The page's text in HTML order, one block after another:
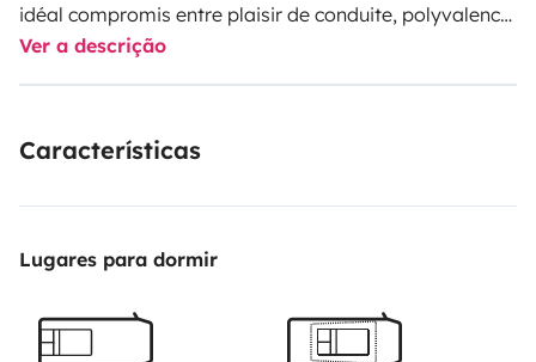
idéal compromis entre plaisir de conduite, polyvalence
et confort. En duo, en famille ou entre amis, son
équipement complet, pensé par un baroudeur averti,
profiter pleinement de l’esprit de liberté. Les lointaines
bivouac ou des espaces aménagés. Chaque élément
d’autonomie et d’agréments au voyage. Grâce aux
fruits de mon expérience, je saurai vous conseiller et
Ver a descrição
Características
Lugares para dormir